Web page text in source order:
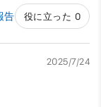
告 役に立った 0
2025/7/24